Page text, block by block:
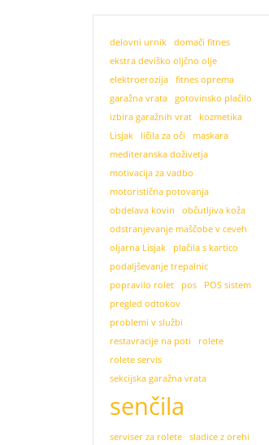
delovni urnik
domači fitnes
ekstra deviško oljčno olje
elektroerozija
fitnes oprema
garažna vrata
gotovinsko plačilo
izbira garažnih vrat
kozmetika
Lisjak
ličila za oči
maskara
mediteranska doživetja
motivacija za vadbo
motoristična potovanja
obdelava kovin
občutljiva koža
odstranjevanje maščobe v ceveh
oljarna Lisjak
plačila s kartico
podaljševanje trepalnic
popravilo rolet
pos
POS sistem
pregled odtokov
problemi v službi
restavracije na poti
rolete
rolete servis
sekcijska garažna vrata
senčila
serviser za rolete sladice z orehi